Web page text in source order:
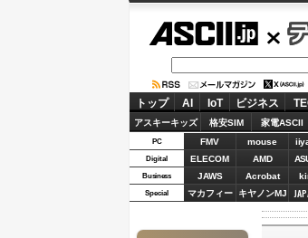
デ
トップ AI IoT ビジネス
アスキーキッズ 格安SIM 家電ASCII
PC FMV mouse
Digital ELECOM AMD
Business JAWS Acrobat
Special マカフィー キヤノンMJ